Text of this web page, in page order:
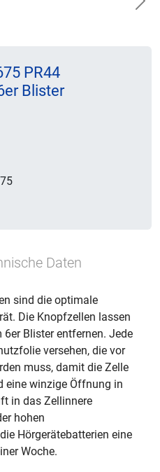
PR44
Blister
Daten
sind die optimale
Die Knopfzellen lassen
Blister entfernen. Jede
versehen, die vor
muss, damit die Zelle
eine winzige Öffnung in
in das Zellinnere
hohen
Hörgerätebatterien eine
Woche.